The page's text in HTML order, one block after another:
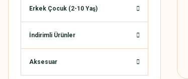
Erkek Çocuk (2-10 Yaş)
İndirimli Ürünler
Aksesuar